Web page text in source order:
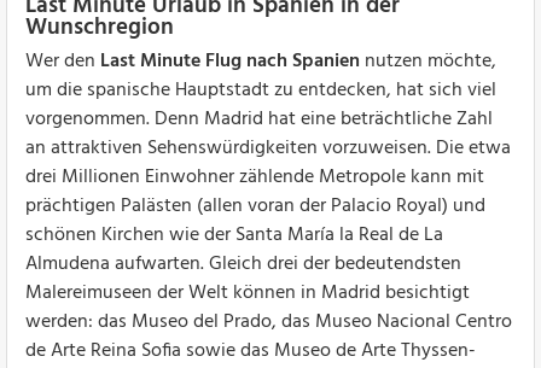
Wunschregion
Wer den Last Minute Flug nach Spanien nutzen möchte,
um die spanische Hauptstadt zu entdecken, hat sich viel
vorgenommen. Denn Madrid hat eine beträchtliche Zahl
an attraktiven Sehenswürdigkeiten vorzuweisen. Die etwa
drei Millionen Einwohner zählende Metropole kann mit
prächtigen Palästen (allen voran der Palacio Royal) und
schönen Kirchen wie der Santa María la Real de La
Almudena aufwarten. Gleich drei der bedeutendsten
Malereimuseen der Welt können in Madrid besichtigt
werden: das Museo del Prado, das Museo Nacional Centro
de Arte Reina Sofia sowie das Museo de Arte Thyssen-